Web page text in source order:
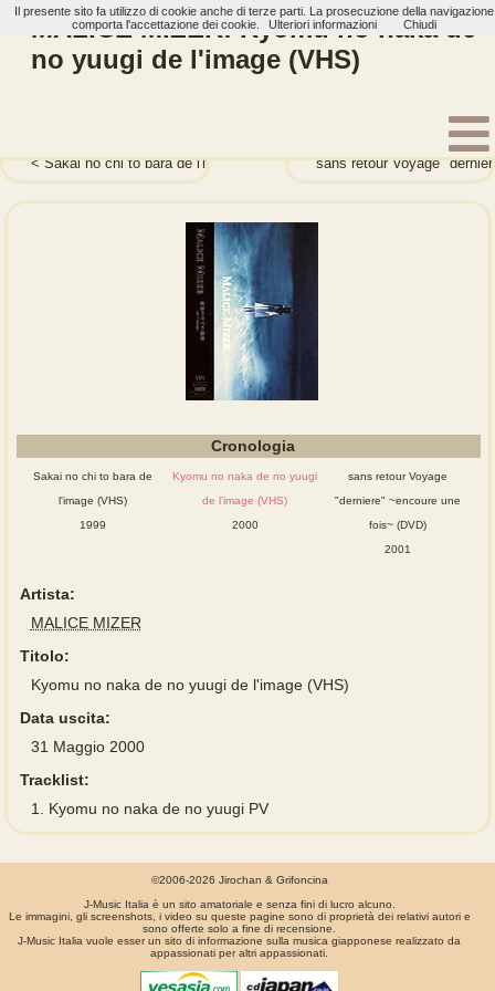
MALICE MIZER: Kyomu no naka de
no yuugi de l'image (VHS)
Sakai no chi to bara de l'image (VHS) sans retour Voyage
Cronologia
Sakai no chi to bara de
l'image (VHS)
1999
Kyomu no naka de no yuugi
de l'image (VHS)
2000
sans retour Voyage
"derniere" ~encoure une
fois~ (DVD)
2001
Artista:
MALICE MIZER
Titolo:
Kyomu no naka de no yuugi de l'image (VHS)
Data uscita:
31 Maggio 2000
Tracklist:
1.
Kyomu no naka de no yuugi PV
©2006-2026 Jirochan & Grifoncina
J-Music Italia è un sito amatoriale e senza fini di lucro alcuno.
Le immagini, gli screenshots, i video su queste pagine sono di proprietà dei relativi autori e
sono offerte solo a fine di recensione.
J-Music Italia vuole esser un sito di informazione sulla musica giapponese realizzato da
appassionati per altri appassionati.
Il presente sito fa utilizzo di cookie anche di terze parti. La prosecuzione della navigazione
comporta l'accettazione dei cookie.
Ulteriori informazioni Chiudi